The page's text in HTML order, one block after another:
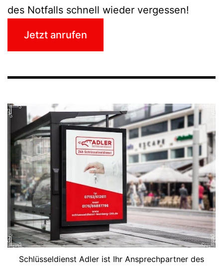
des Notfalls schnell wieder vergessen!
Jetzt anrufen
Schlüsseldienst Adler ist Ihr Ansprechpartner des